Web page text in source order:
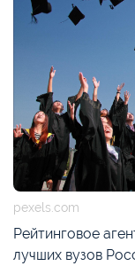
pexels.com
Рейтинговое
лучших вузов